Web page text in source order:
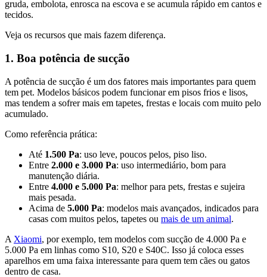
gruda, embolota, enrosca na escova e se acumula rápido em cantos e
tecidos.
Veja os recursos que mais fazem diferença.
1. Boa potência de sucção
A potência de sucção é um dos fatores mais importantes para quem
tem pet. Modelos básicos podem funcionar em pisos frios e lisos,
mas tendem a sofrer mais em tapetes, frestas e locais com muito pelo
acumulado.
Como referência prática:
Até 1.500 Pa: uso leve, poucos pelos, piso liso.
Entre 2.000 e 3.000 Pa: uso intermediário, bom para
manutenção diária.
Entre 4.000 e 5.000 Pa: melhor para pets, frestas e sujeira
mais pesada.
Acima de 5.000 Pa: modelos mais avançados, indicados para
casas com muitos pelos, tapetes ou mais de um animal.
A Xiaomi, por exemplo, tem modelos com sucção de 4.000 Pa e
5.000 Pa em linhas como S10, S20 e S40C. Isso já coloca esses
aparelhos em uma faixa interessante para quem tem cães ou gatos
dentro de casa.